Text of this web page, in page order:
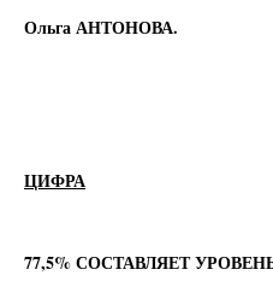
Ольга АНТОНОВА.
ЦИФРА
77,5%СОСТАВЛЯЕТ